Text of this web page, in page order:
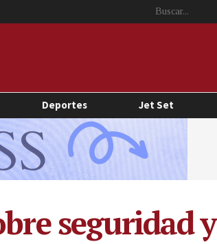
Deportes Jet Set
seguridad y